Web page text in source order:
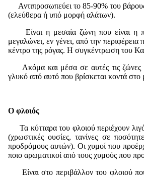
Αντιπροσωπεύει το 85-90% του
(ελεύθερα ή υπό μορφή αλάτων).
Είναι η μεσαία ζώνη που είναι η
μεγαλώνει, εν γένει, από την περιφέρεια
κέντρο της ρόγας. Η συγκέντρωση του
Ακόμα και μέσα σε αυτές τις ζώνες
γλυκό από αυτό που βρίσκεται κοντά
Ο φλοιός
Τα κύτταρα του φλοιού περιέχουν
(χρωστικές ουσίες, τανίνες σε
προδρόμους αυτών). Οι χυμοί που
ποιο αρωματικοί από τους χυμούς που
Είναι στο περιβάλλον του φλοιού που